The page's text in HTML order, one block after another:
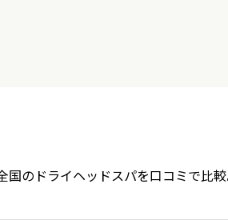
総合評価
国のドライヘッドスパを口コミで比